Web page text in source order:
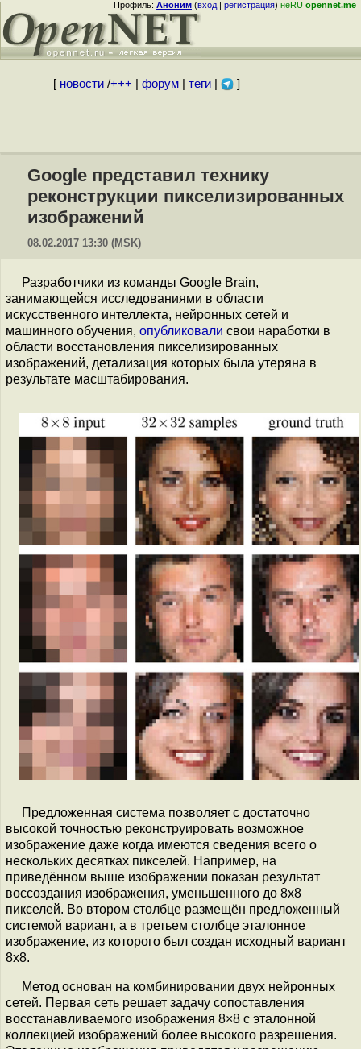
Профиль:Аноним(вход|регистрация)неRUopennet.me
[ новости/+++ форум| теги| ]
Google представил технику
реконструкции пикселизированных
изображений
08.02.2017 13:30 (MSK)
Разработчики из команды Google Brain,
занимающейся исследованиями в области
искусственного интеллекта, нейронных сетей и
машинного обучения, опубликовали свои наработки в
области восстановления пикселизированных
изображений, детализация которых была утеряна в
результате масштабирования.
Предложенная система позволяет с достаточно
высокой точностью реконструировать возможное
изображение даже когда имеются сведения всего о
нескольких десятках пикселей. Например, на
приведённом выше изображении показан результат
воссоздания изображения, уменьшенного до 8x8
пикселей. Во втором столбце размещён предложенный
системой вариант, а в третьем столбце эталонное
изображение, из которого был создан исходный вариант
8x8.
Метод основан на комбинировании двух нейронных
сетей. Первая сеть решает задачу сопоставления
восстанавливаемого изображения 8×8 с эталонной
коллекцией изображений более высокого разрешения.